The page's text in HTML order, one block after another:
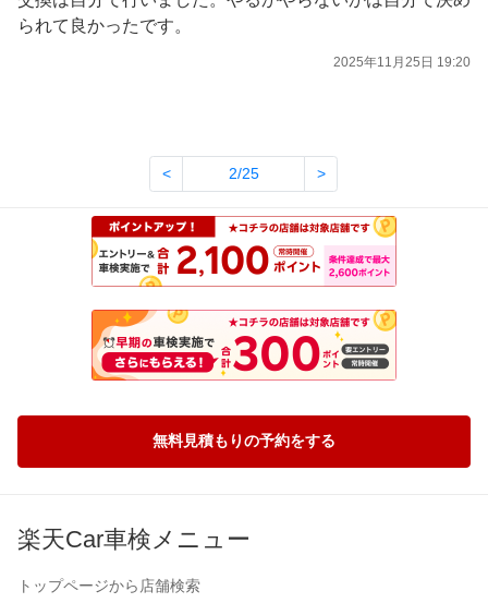
られて良かったです。
2025年11月25日 19:20
< 2/25 >
無料見積もりの予約をする
楽天Car車検メニュー
トップページから店舗検索